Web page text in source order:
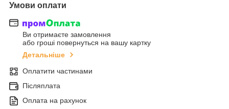
Умови оплати
Ви отримаєте замовлення
або гроші повернуться на вашу картку
Детальніше
Оплатити частинами
Післяплата
Оплата на рахунок